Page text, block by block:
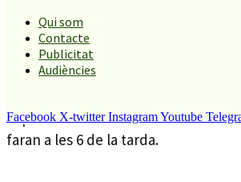
Qui som
Contacte
Publicitat
Audiències
Facebook X-twitter InstagramYoutube
programat pel diumenge 22 de
darrer concert, el dia 29, anirà a
Nebbia, especialitzat en obres
de la segona meitat dels segles XX
El preu de tots els concerts és de 3
faran a les 6 de la tarda.